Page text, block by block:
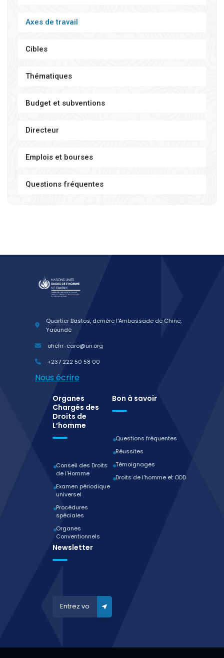
Axes de travail
Cibles
Thématiques
Budget et subventions
Directeur
Emplois et bourses
Questions fréquentes
Quartier Bastos, derrière l'Ambassade de Chine,
Yaoundé
ohchr-caro@un.org
+237 222 50 58 00
Nous écrire
Organes
Chargés des
Droits de
L’homme
Conseil des Droits
de l'Homme
Examen périodique
universel
Procédures
spéciales
Organes
Conventionnels
Bon à savoir
Questions fréquentes
Réussites
Témoignages
Droits de l'homme et ODD
Newsletter